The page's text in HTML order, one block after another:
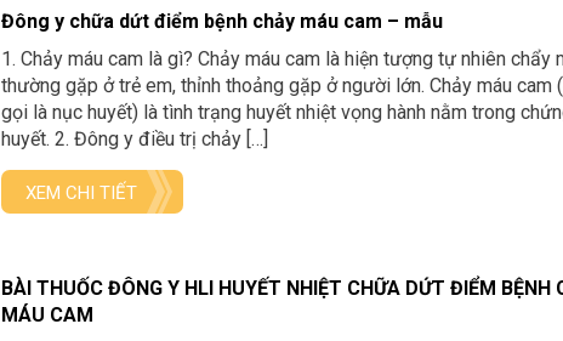
Đông y chữa dứt điểm bệnh chảy máu cam – mẫu
1. Chảy máu cam là gì? Chảy máu cam là hiện tượng tự nhiên chẩy
thường gặp ở trẻ em, thỉnh thoảng gặp ở người lớn. Chảy máu cam
gọi là nục huyết) là tình trạng huyết nhiệt vọng hành nằm trong
huyết. 2. Đông y điều trị chảy […]
XEM CHI TIẾT
BÀI THUỐC ĐÔNG Y HLI HUYẾT NHIỆT CHỮA DỨT ĐIỂM BỆNH
MÁU CAM